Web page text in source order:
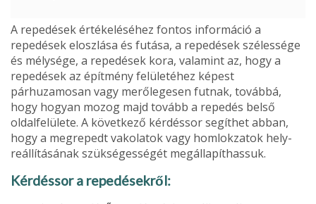
A repedések értékeléséhez fontos információ a
repedések eloszlása és futása, a repedések széles­sége
és mélysége, a repedések kora, valamint az, hogy a
repedések az építmény felületéhez képest
párhuzamosan vagy merőlegesen futnak, továbbá,
hogy hogyan mozog majd tovább a repedés belső
oldalfelülete. A következő kérdéssor segíthet abban,
hogy a megrepedt vakolatok vagy homlokzatok hely­
reállításának szükségességét megállapíthassuk.
Kérdéssor a repedésekről: